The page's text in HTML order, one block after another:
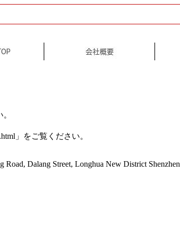
」をご覧ください。
Dalang Street, Longhua New District Shenzhen